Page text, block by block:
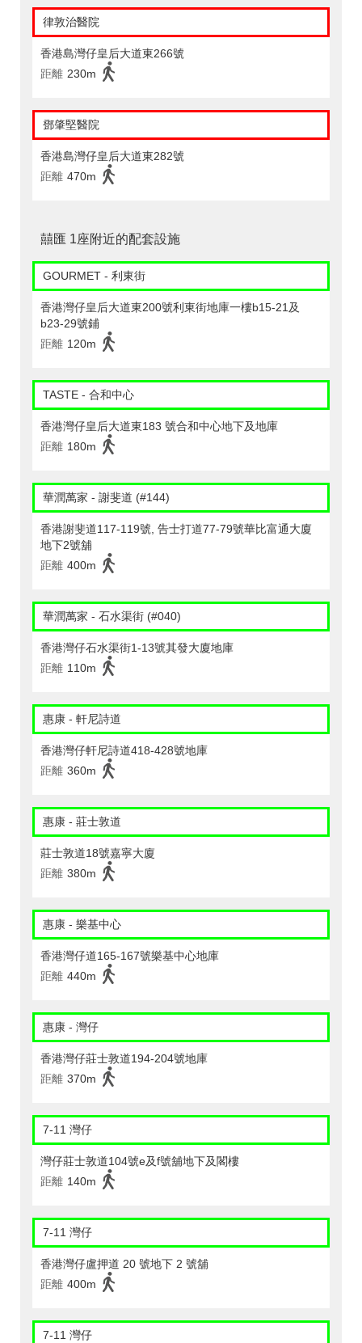
律敦治醫院
香港島灣仔皇后大道東266號
距離 230m
鄧肇堅醫院
香港島灣仔皇后大道東282號
距離 470m
囍匯 1座附近的配套設施
GOURMET - 利東街
香港灣仔皇后大道東200號利東街地庫一樓b15-21及
b23-29號鋪
距離 120m
TASTE - 合和中心
香港灣仔皇后大道東183 號合和中心地下及地庫
距離 180m
華潤萬家 - 謝斐道 (#144)
香港謝斐道117-119號, 告士打道77-79號華比富通大廈
地下2號舖
距離 400m
華潤萬家 - 石水渠街 (#040)
香港灣仔石水渠街1-13號其發大廈地庫
距離 110m
惠康 - 軒尼詩道
香港灣仔軒尼詩道418-428號地庫
距離 360m
惠康 - 莊士敦道
莊士敦道18號嘉寧大廈
距離 380m
惠康 - 樂基中心
香港灣仔道165-167號樂基中心地庫
距離 440m
惠康 - 灣仔
香港灣仔莊士敦道194-204號地庫
距離 370m
7-11 灣仔
灣仔莊士敦道104號e及f號舖地下及閣樓
距離 140m
7-11 灣仔
香港灣仔盧押道 20 號地下 2 號舖
距離 400m
7-11 灣仔